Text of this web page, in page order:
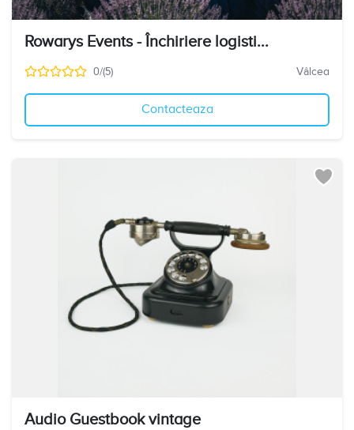
Rowarys Events - Închiriere logisti...
0/(5) Vâlcea
Contacteaza
Audio Guestbook vintage